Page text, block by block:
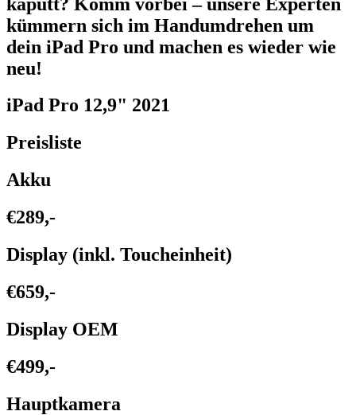
kümmern sich im Handumdrehen um
dein iPad Pro und machen es wieder wie
neu!
iPad Pro 12,9" 2021
Preisliste
Akku
€289,-
Display (inkl. Toucheinheit)
€659,-
Display OEM
€499,-
Hauptkamera